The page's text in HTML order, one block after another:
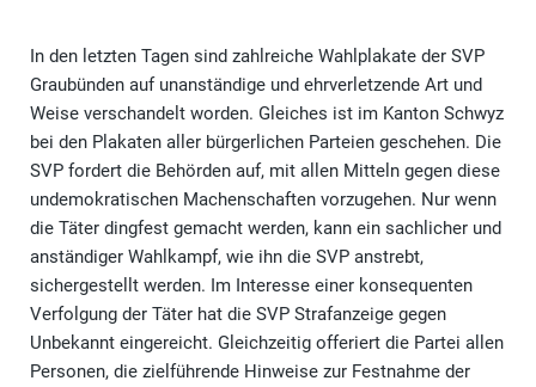
In den letzten Tagen sind zahlreiche Wahlplakate der SVP
Graubünden auf unanständige und ehrverletzende Art und
Weise verschandelt worden. Gleiches ist im Kanton Schwyz
bei den Plakaten aller bürgerlichen Parteien geschehen. Die
SVP fordert die Behörden auf, mit allen Mitteln gegen diese
undemokratischen Machenschaften vorzugehen. Nur wenn
die Täter dingfest gemacht werden, kann ein sachlicher und
anständiger Wahlkampf, wie ihn die SVP anstrebt,
sichergestellt werden. Im Interesse einer konsequenten
Verfolgung der Täter hat die SVP Strafanzeige gegen
Unbekannt eingereicht. Gleichzeitig offeriert die Partei allen
Personen, die zielführende Hinweise zur Festnahme der